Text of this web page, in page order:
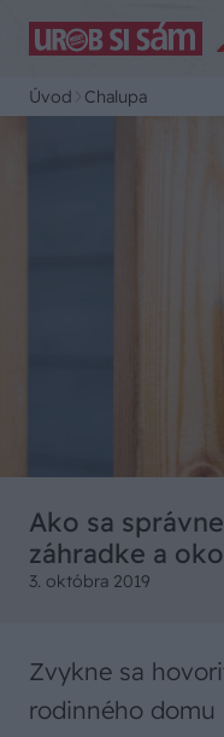
Úvod Chalupa
Ako sa
záhradke a
3. októbra 2019
Zvykne sa
rodinného domu